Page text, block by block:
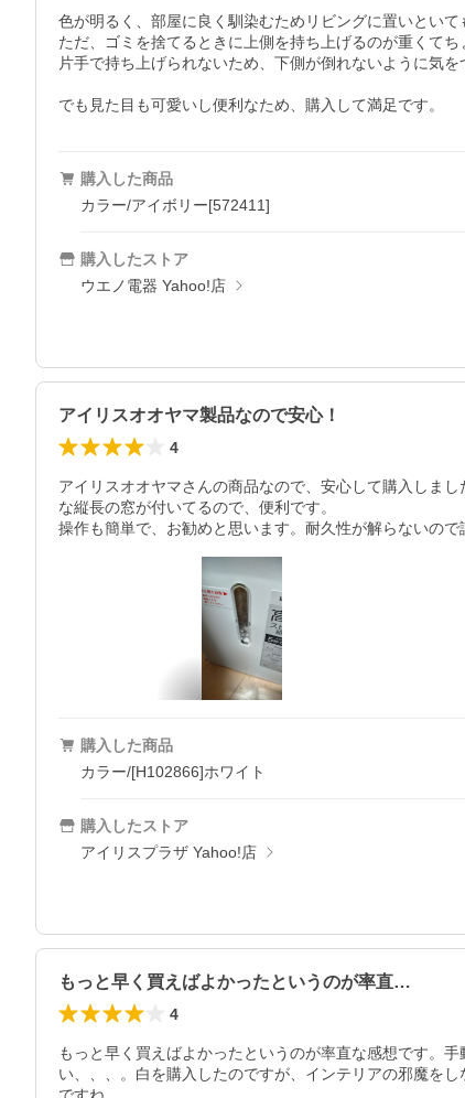
色が明るく、部屋に良く馴染むためリビングに置いといて
ただ、ゴミを捨てるときに上側を持ち上げるのが重くてち
片手で持ち上げられないため、下側が倒れないように気を
でも見た目も可愛いし便利なため、購入して満足です。
購入した商品
カラー/アイボリー[572411]
購入したストア
ウエノ電器 Yahoo!店
アイリスオオヤマ製品なので安心！
4
アイリスオオヤマさんの商品なので、安心して購入しま
な縦長の窓が付いてるので、便利です。
操作も簡単で、お勧めと思います。耐久性が解らないの
購入した商品
カラー/[H102866]ホワイト
購入したストア
アイリスプラザ Yahoo!店
もっと早く買えばよかったというのが率直…
4
もっと早く買えばよかったというのが率直な感想です。
い、、、。白を購入したのですが、インテリアの邪魔を